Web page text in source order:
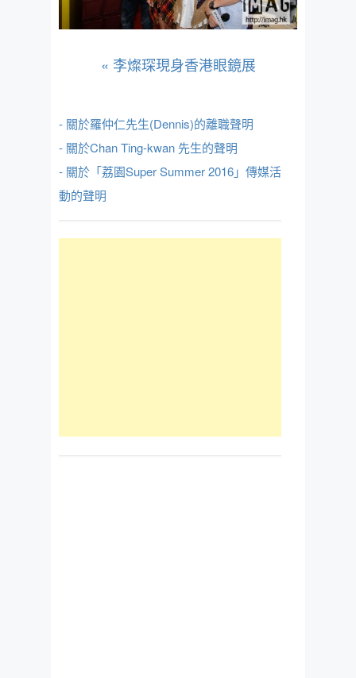
« 李燦琛現身香港眼鏡展
- 關於羅仲仁先生(Dennis)的離職聲明
- 關於Chan Ting-kwan 先生的聲明
- 關於「荔園Super Summer 2016」傳媒活
動的聲明